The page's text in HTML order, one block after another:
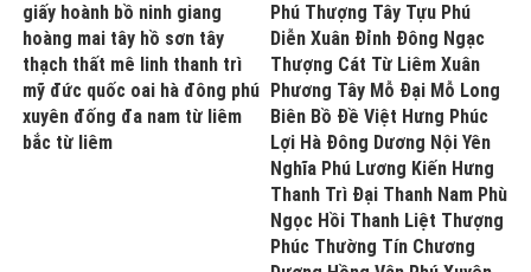
giấy hoành bồ ninh giang
hoàng mai tây hồ sơn tây
thạch thất mê linh thanh trì
mỹ đức quốc oai hà đông phú
xuyên đống đa nam từ liêm
bắc từ liêm
Phú Thượng Tây Tựu Phú
Diễn Xuân Đỉnh Đông Ngạc
Thượng Cát Từ Liêm Xuân
Phương Tây Mỗ Đại Mỗ Long
Biên Bồ Đề Việt Hưng Phúc
Lợi Hà Đông Dương Nội Yên
Nghĩa Phú Lương Kiến Hưng
Thanh Trì Đại Thanh Nam Phù
Ngọc Hồi Thanh Liệt Thượng
Phúc Thường Tín Chương